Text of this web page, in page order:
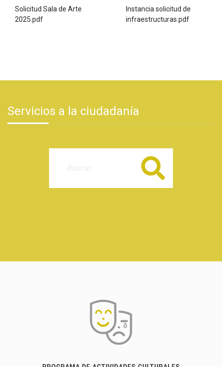
Solicitud Sala de Arte
2025.pdf
Instancia solicitud de
infraestructuras.pdf
Servicios a la ciudadanía
Buscar